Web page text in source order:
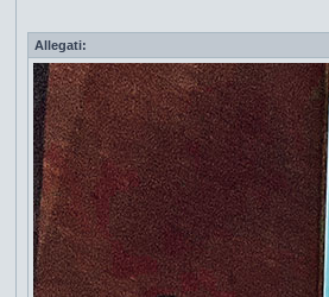
Allegati: